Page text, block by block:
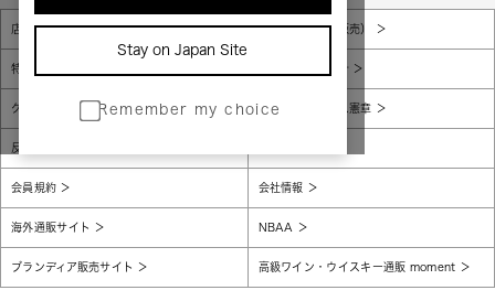
Stay on Japan Site
Remember my choice
店舗一覧 販売規約（店頭販売）
特定商取引法に基づく表示 個人情報保護方針
グローバルプライバシーポリシー コンプライアンス憲章
反社会的勢力に対する基本方針
会員規約 会社情報
海外通販サイト NBAA
ブランディア販売サイト 高級ワイン・ウイスキー通販 moment